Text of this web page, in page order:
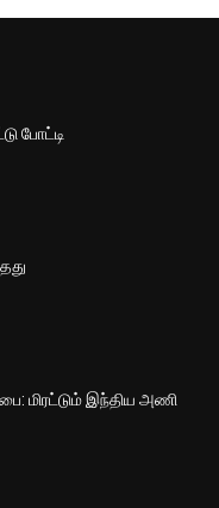
போட்டி
மிரட்டும் இந்திய அணி